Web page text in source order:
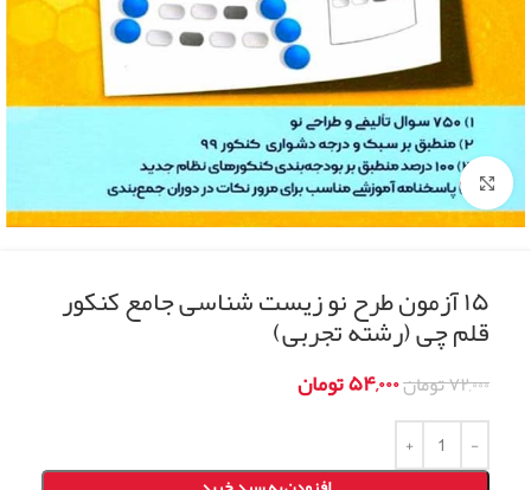
Click to enlarge
۱۵ آزمون طرح نو زیست شناسی جامع کنکور
قلم چی (رشته تجربی)
۷۲,۰۰۰تومان۵۴,۰۰۰تومان